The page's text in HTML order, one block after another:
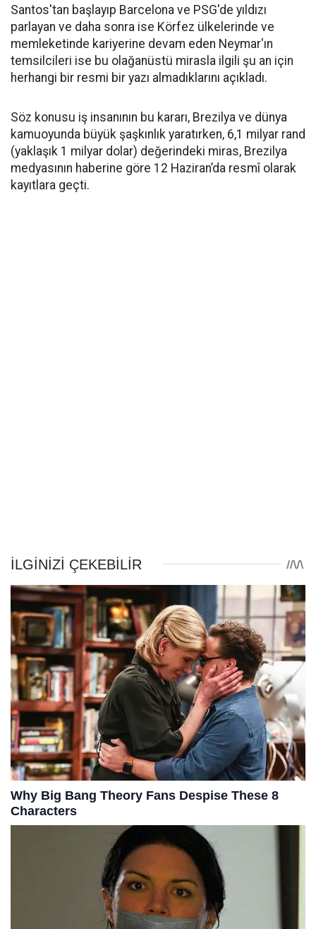
Santos'tan başlayıp Barcelona ve PSG'de yıldızı
parlayan ve daha sonra ise Körfez ülkelerinde ve
memleketinde kariyerine devam eden Neymar'ın
temsilcileri ise bu olağanüstü mirasla ilgili şu an için
herhangi bir resmi bir yazı almadıklarını açıkladı.
Söz konusu iş insanının bu kararı, Brezilya ve dünya
kamuoyunda büyük şaşkınlık yaratırken, 6,1 milyar rand
(yaklaşık 1 milyar dolar) değerindeki miras, Brezilya
medyasının haberine göre 12 Haziran’da resmî olarak
kayıtlara geçti.